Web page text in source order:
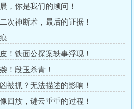
，你是我们的顾问！
次神断术，最后的证据！
！铁面公探案轶事浮现！
！段玉杀青！
被抓？无法描述的影响！
回放，谜云重重的过程！